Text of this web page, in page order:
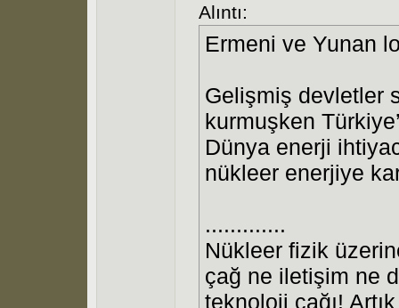
Alıntı:
Ermeni ve Yunan
Gelişmiş devletler
kurmuşken
Dünya enerji
nükleer enerjiye
.............
Nükleer fizik
çağ ne iletişim ne
teknoloji çağı!